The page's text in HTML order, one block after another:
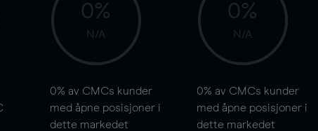
0%
N/A
0% av CMCs kunder
med åpne posisjoner i
dette markedet
0%
N/A
0% av CMCs kunder
med åpne posisjoner i
dette markedet